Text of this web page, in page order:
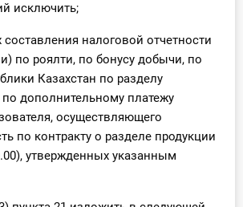
исключить;
налоговой отчетности
по роялти, по бонусу добычи, по
Казахстан по разделу
по дополнительному платежу
осуществляющего
по контракту о разделе продукции
утвержденных указанным